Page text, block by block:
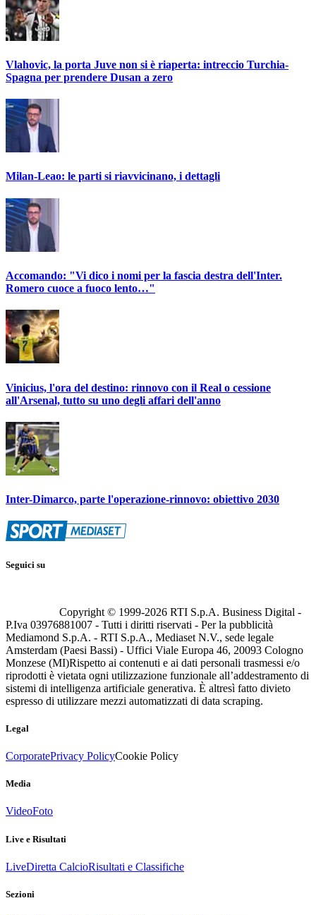
Vlahovic, la porta Juve non si è riaperta: intreccio Turchia-
Spagna per prendere Dusan a zero
Milan-Leao: le parti si riavvicinano, i dettagli
Accomando: "Vi dico i nomi per la fascia destra dell'Inter.
Romero cuoce a fuoco lento…"
Vinicius, l'ora del destino: rinnovo con il Real o cessione
all'Arsenal, tutto su uno degli affari dell'anno
Inter-Dimarco, parte l'operazione-rinnovo: obiettivo 2030
Seguici su
Copyright © 1999-2026 RTI S.p.A. Business Digital -
P.Iva 03976881007 - Tutti i diritti riservati - Per la pubblicità
Mediamond S.p.A. - RTI S.p.A., Mediaset N.V., sede legale
Amsterdam (Paesi Bassi) - Uffici Viale Europa 46, 20093 Cologno
Monzese (MI)Rispetto ai contenuti e ai dati personali trasmessi e/o
riprodotti è vietata ogni utilizzazione funzionale all’addestramento di
sistemi di intelligenza artificiale generativa. È altresì fatto divieto
espresso di utilizzare mezzi automatizzati di data scraping.
Legal
CorporatePrivacy PolicyCookie Policy
Media
VideoFoto
Live e Risultati
LiveDiretta CalcioRisultati e Classifiche
Sezioni